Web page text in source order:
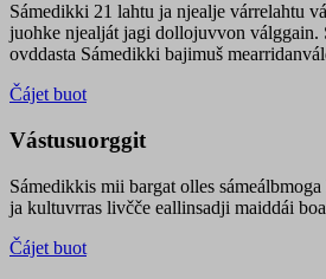
Sámedikki 21 lahtu ja njealje várrelahtu
juohke njealját jagi dollojuvvon válggain.
ovddasta Sámedikki bajimuš
Čájet buot
Vástusuorggit
Sámedikkis mii bargat olles
ja kultuvrras livčče eallinsadji maiddái
Čájet buot